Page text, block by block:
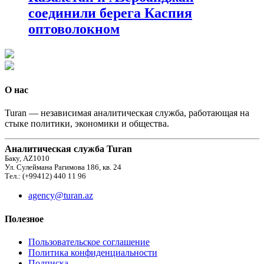
соединили берега Каспия
оптоволокном
О нас
Turan — независимая аналитическая служба, работающая на
стыке политики, экономики и общества.
Аналитическая служба Turan
Баку, AZ1010
Ул. Сулеймана Рагимова 186, кв. 24
Тел.: (+99412) 440 11 96
agency@turan.az
Полезное
Пользовательское соглашение
Политика конфиденциальности